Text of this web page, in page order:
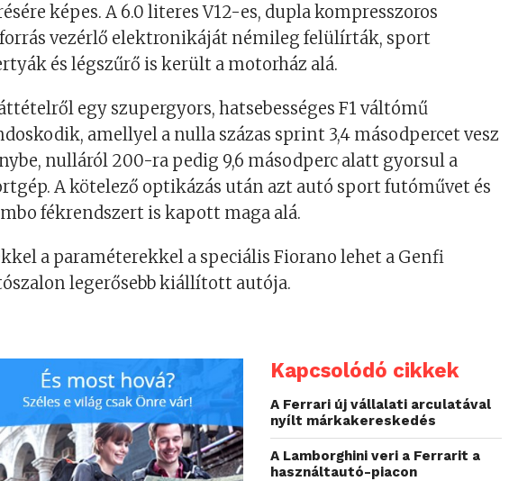
képes. A 6.0 literes V12-es, dupla kompresszoros
vezérlő elektronikáját némileg felülírták, sport
és légszűrő is került a motorház alá.
egy szupergyors, hatsebességes F1 váltómű
amellyel a nulla százas sprint 3,4 másodpercet vesz
nulláról 200-ra pedig 9,6 másodperc alatt gyorsul a
A kötelező optikázás után azt autó sport futóművet és
fékrendszert is kapott maga alá.
a paraméterekkel a speciális Fiorano lehet a Genfi
legerősebb kiállított autója.
Kapcsolódó cikkek
A Ferrari új vállalati arculatával
nyílt márkakereskedés
A Lamborghini veri a Ferrarit a
használtautó-piacon